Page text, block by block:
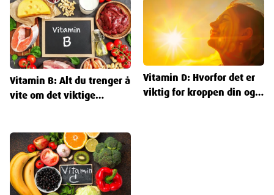
Vitamin B: Alt du trenger å
vite om det viktige
Vitamin D: Hvorfor det er
viktig for kroppen din og